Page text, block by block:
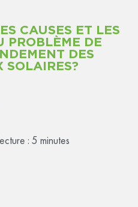
CAUSES ET LES
PROBLÈME DE
DES
?
: 5 minutes